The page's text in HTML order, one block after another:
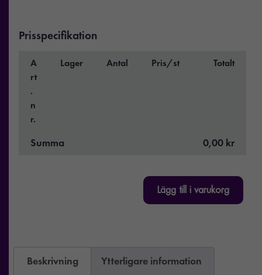
Prisspecifikation
A
rt
.
n
r.
Lager Antal Pris/st Totalt
Summa 0,00 kr
Lägg till i varukorg
Beskrivning Ytterligare information